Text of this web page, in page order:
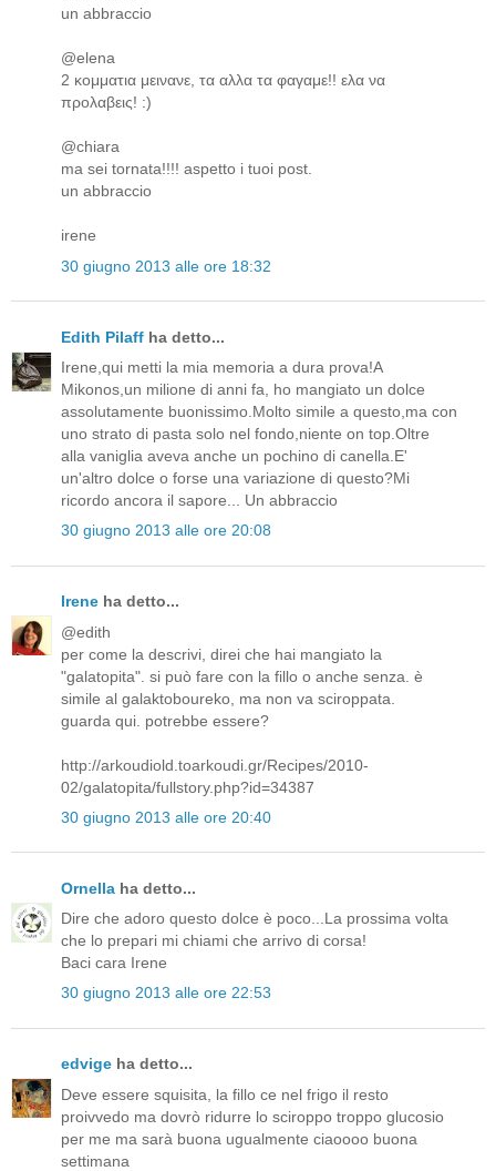
un abbraccio
@elena
2 κομματια μεινανε, τα αλλα τα φαγαμε!! ελα να
προλαβεις! :)
@chiara
ma sei tornata!!!! aspetto i tuoi post.
un abbraccio
irene
30 giugno 2013 alle ore 18:32
Edith Pilaff ha detto...
Irene,qui metti la mia memoria a dura prova!A
Mikonos,un milione di anni fa, ho mangiato un dolce
assolutamente buonissimo.Molto simile a questo,ma con
uno strato di pasta solo nel fondo,niente on top.Oltre
alla vaniglia aveva anche un pochino di canella.E'
un'altro dolce o forse una variazione di questo?Mi
ricordo ancora il sapore... Un abbraccio
30 giugno 2013 alle ore 20:08
Irene ha detto...
@edith
per come la descrivi, direi che hai mangiato la
"galatopita". si può fare con la fillo o anche senza. è
simile al galaktoboureko, ma non va sciroppata.
guarda qui. potrebbe essere?
http://arkoudiold.toarkoudi.gr/Recipes/2010-
02/galatopita/fullstory.php?id=34387
30 giugno 2013 alle ore 20:40
Ornella ha detto...
Dire che adoro questo dolce è poco...La prossima volta
che lo prepari mi chiami che arrivo di corsa!
Baci cara Irene
30 giugno 2013 alle ore 22:53
edvige ha detto...
Deve essere squisita, la fillo ce nel frigo il resto
proivvedo ma dovrò ridurre lo sciroppo troppo glucosio
per me ma sarà buona ugualmente ciaoooo buona
settimana